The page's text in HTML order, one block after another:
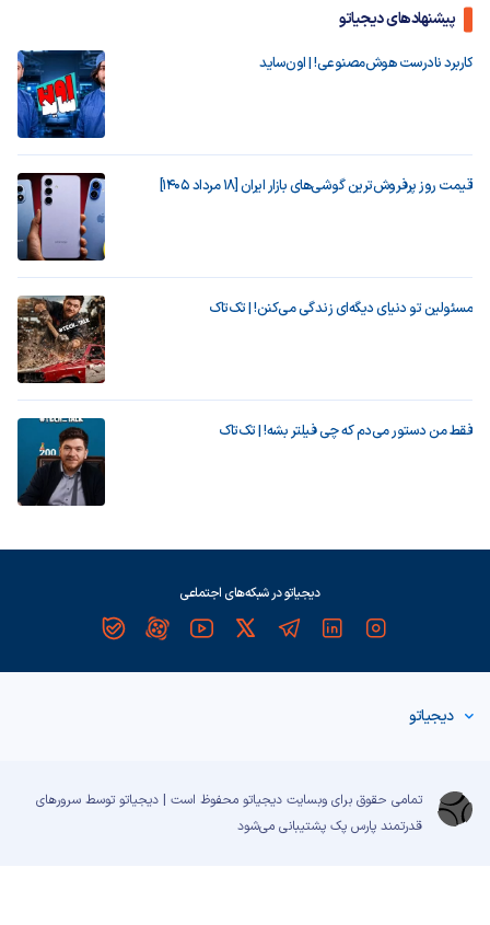
پیشنهادهای دیجیاتو
کاربرد نادرست هوش‌مصنوعی! | اون‌ساید
قیمت روز پرفروش‌ترین گوشی‌های بازار ایران [18 مرداد 1405]
مسئولین تو دنیای دیگه‌ای زندگی می‌کنن! | تک‌تاک
فقط من دستور می‌دم که چی فیلتر بشه! | تک‌تاک
دیجیاتو در شبکه‌های اجتماعی
دیجیاتو
تمامی حقوق برای وبسایت دیجیاتو محفوظ است | دیجیاتو توسط سرورهای
قدرتمند پارس پک پشتیبانی می‌شود